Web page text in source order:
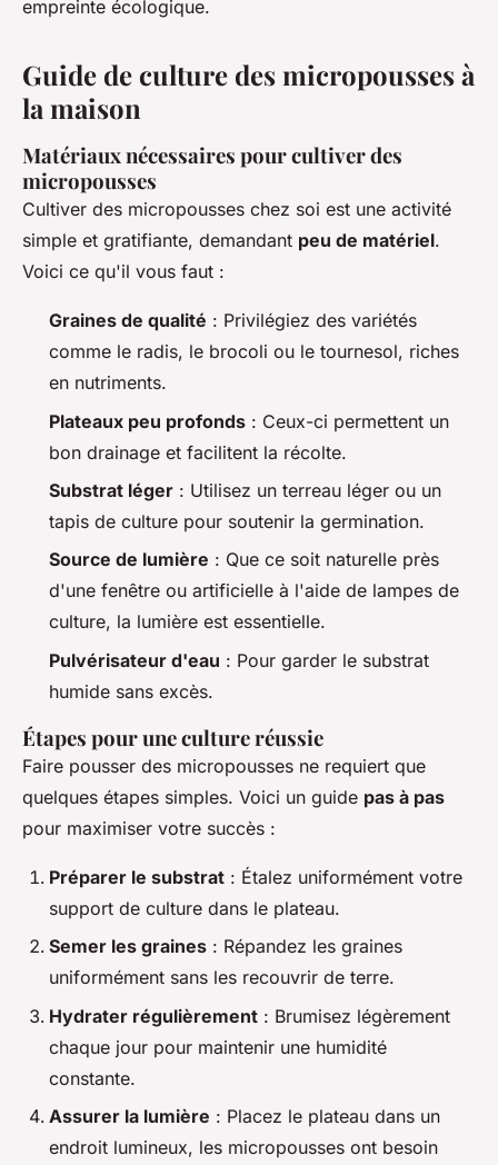
empreinte écologique.
Guide de culture des micropousses à
la maison
Matériaux nécessaires pour cultiver des
micropousses
Cultiver des micropousses chez soi est une activité
simple et gratifiante, demandant peu de matériel.
Voici ce qu'il vous faut :
Graines de qualité : Privilégiez des variétés
comme le radis, le brocoli ou le tournesol, riches
en nutriments.
Plateaux peu profonds : Ceux-ci permettent un
bon drainage et facilitent la récolte.
Substrat léger : Utilisez un terreau léger ou un
tapis de culture pour soutenir la germination.
Source de lumière : Que ce soit naturelle près
d'une fenêtre ou artificielle à l'aide de lampes de
culture, la lumière est essentielle.
Pulvérisateur d'eau : Pour garder le substrat
humide sans excès.
Étapes pour une culture réussie
Faire pousser des micropousses ne requiert que
quelques étapes simples. Voici un guide pas à pas
pour maximiser votre succès :
Préparer le substrat : Étalez uniformément votre
support de culture dans le plateau.
Semer les graines : Répandez les graines
uniformément sans les recouvrir de terre.
Hydrater régulièrement : Brumisez légèrement
chaque jour pour maintenir une humidité
constante.
Assurer la lumière : Placez le plateau dans un
endroit lumineux, les micropousses ont besoin